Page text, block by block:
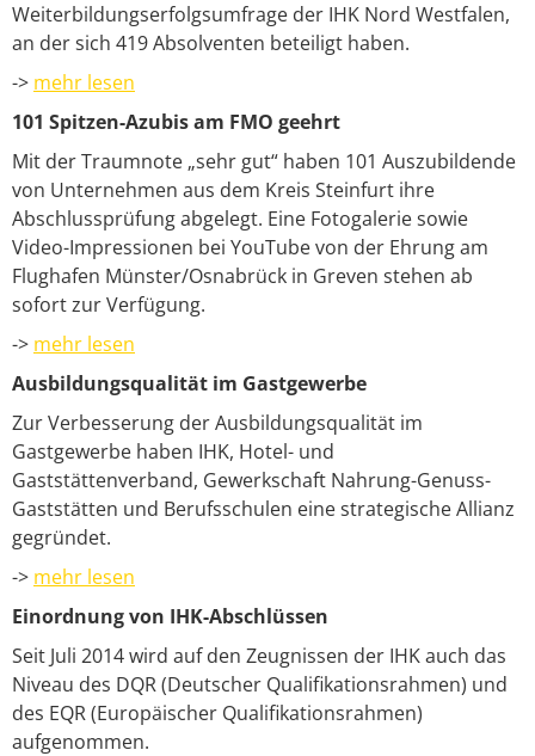
Weiterbildungserfolgsumfrage der IHK Nord Westfalen,
an der sich 419 Absolventen beteiligt haben.
-> mehr lesen
101 Spitzen-Azubis am FMO geehrt
Mit der Traumnote „sehr gut“ haben 101 Auszubildende
von Unternehmen aus dem Kreis Steinfurt ihre
Abschlussprüfung abgelegt. Eine Fotogalerie sowie
Video-Impressionen bei YouTube von der Ehrung am
Flughafen Münster/Osnabrück in Greven stehen ab
sofort zur Verfügung.
-> mehr lesen
Ausbildungsqualität im Gastgewerbe
Zur Verbesserung der Ausbildungsqualität im
Gastgewerbe haben IHK, Hotel- und
Gaststättenverband, Gewerkschaft Nahrung-Genuss-
Gaststätten und Berufsschulen eine strategische Allianz
gegründet.
-> mehr lesen
Einordnung von IHK-Abschlüssen
Seit Juli 2014 wird auf den Zeugnissen der IHK auch das
Niveau des DQR (Deutscher Qualifikationsrahmen) und
des EQR (Europäischer Qualifikationsrahmen)
aufgenommen.